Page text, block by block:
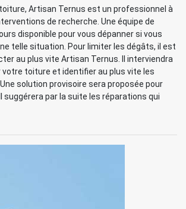
Artisan Ternus est un professionnel à
de recherche. Une équipe de
disponible pour vous dépanner si vous
telle situation. Pour limiter les dégâts, il est
au plus vite Artisan Ternus. Il interviendra
toiture et identifier au plus vite les
solution provisoire sera proposée pour
suggérera par la suite les réparations qui